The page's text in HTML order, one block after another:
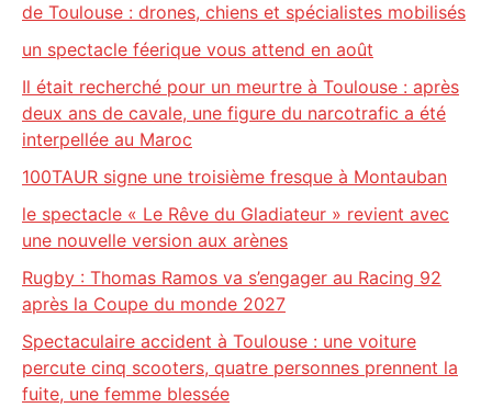
de Toulouse : drones, chiens et spécialistes mobilisés
un spectacle féerique vous attend en août
Il était recherché pour un meurtre à Toulouse : après
deux ans de cavale, une figure du narcotrafic a été
interpellée au Maroc
100TAUR signe une troisième fresque à Montauban
le spectacle « Le Rêve du Gladiateur » revient avec
une nouvelle version aux arènes
Rugby : Thomas Ramos va s’engager au Racing 92
après la Coupe du monde 2027
Spectaculaire accident à Toulouse : une voiture
percute cinq scooters, quatre personnes prennent la
fuite, une femme blessée